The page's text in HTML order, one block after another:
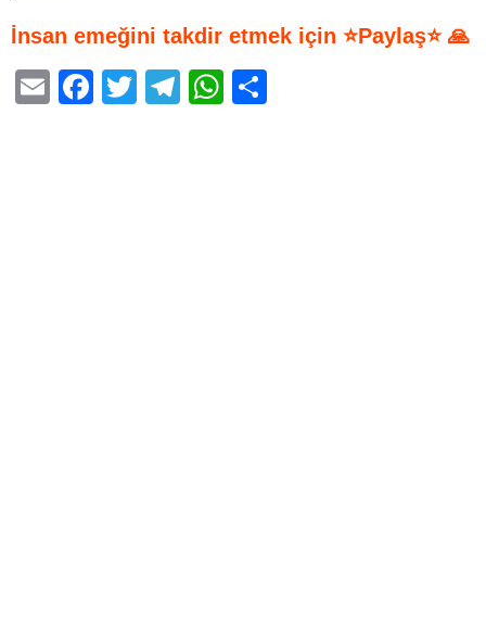
İnsan emeğini takdir etmek için ⭐Paylaş⭐ 🙏
E
F
T
T
W